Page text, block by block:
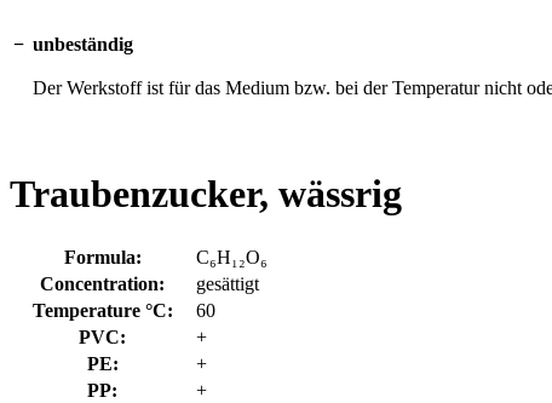
− unbeständig
Der Werkstoff ist für das Medium bzw. bei der Temperatur nicht
Traubenzucker, wässrig
Formula:
C₆H₁₂O₆
Concentration:
gesättigt
Temperature °C:
60
PVC:
+
PE:
+
PP:
+